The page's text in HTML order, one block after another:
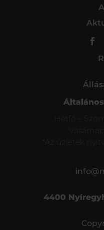
Hétfő –
Vasárnap
*Az üzletek
4400